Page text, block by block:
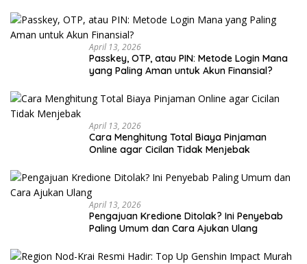
April 13, 2026
Passkey, OTP, atau PIN: Metode Login Mana
yang Paling Aman untuk Akun Finansial?
April 13, 2026
Cara Menghitung Total Biaya Pinjaman
Online agar Cicilan Tidak Menjebak
April 13, 2026
Pengajuan Kredione Ditolak? Ini Penyebab
Paling Umum dan Cara Ajukan Ulang